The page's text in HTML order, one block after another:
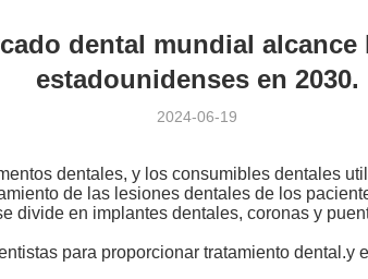
dental mundial
estadounidenses en 2030.
2024-06-19
dentales, y los consumibles dentales
de las lesiones dentales de los
divide en implantes dentales, coronas y
para proporcionar tratamiento dental.y